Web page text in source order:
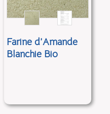
Farine d’Amande
Blanchie Bio